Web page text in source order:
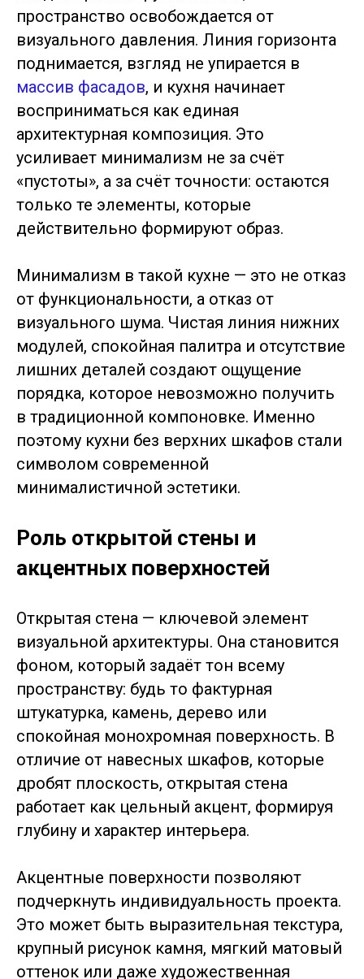
пространство освобождается от
визуального давления. Линия горизонта
поднимается, взгляд не упирается в
массив фасадов, и кухня начинает
восприниматься как единая
архитектурная композиция. Это
усиливает минимализм не за счёт
«пустоты», а за счёт точности: остаются
только те элементы, которые
действительно формируют образ.
Минимализм в такой кухне — это не отказ
от функциональности, а отказ от
визуального шума. Чистая линия нижних
модулей, спокойная палитра и отсутствие
лишних деталей создают ощущение
порядка, которое невозможно получить
в традиционной компоновке. Именно
поэтому кухни без верхних шкафов стали
символом современной
минималистичной эстетики.
Роль открытой стены и
акцентных поверхностей
Открытая стена — ключевой элемент
визуальной архитектуры. Она становится
фоном, который задаёт тон всему
пространству: будь то фактурная
штукатурка, камень, дерево или
спокойная монохромная поверхность. В
отличие от навесных шкафов, которые
дробят плоскость, открытая стена
работает как цельный акцент, формируя
глубину и характер интерьера.
Акцентные поверхности позволяют
подчеркнуть индивидуальность проекта.
Это может быть выразительная текстура,
крупный рисунок камня, мягкий матовый
оттенок или даже художественная